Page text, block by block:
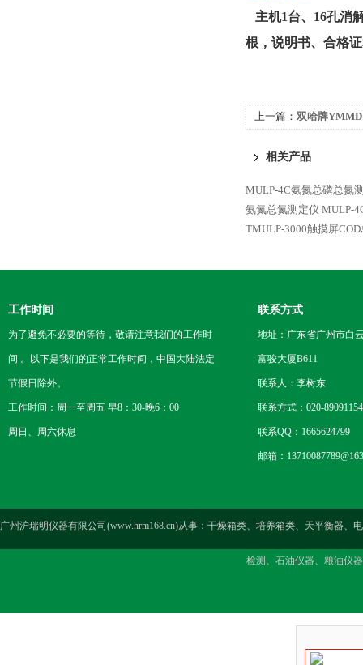
主机1台、16孔消
根，说明书、合格
上一篇： 双哈牌
相关产品
MULP-4C氨氮总磷总氮
氨氮总氮测定仪 MULP-
TMULP-3000触摸屏
工作时间
为了避免不必要的等待，敬请注意我们的工作时
间 。以下是我们的正常工作时间，中国大陆法定
节假日除外。
工作时间：周一至周五 早8：30-晚6：00
周日、周六休息
联系方式
地址：广东省广州市白
富骏大厦B611
联系人：李树东
联系方式：020-89091154
联系QQ：1665624799
邮箱：
广州沪瑞明仪器有限公司(www.hrm168.cn)从事：干燥箱类、培养箱类、天平衡器
检测、石油仪器、粮油仪